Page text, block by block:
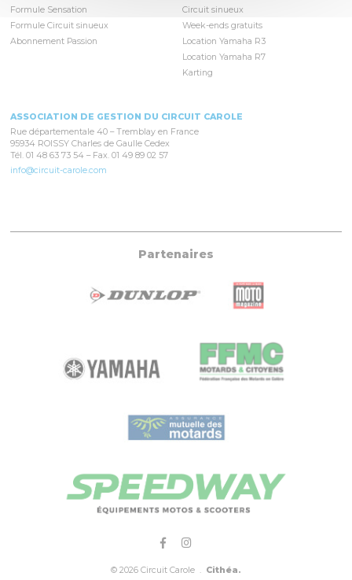
Formule Sensation
Formule Circuit sinueux
Abonnement Passion
Circuit sinueux
Week-ends gratuits
Location Yamaha R3
Location Yamaha R7
Karting
ASSOCIATION DE GESTION DU CIRCUIT CAROLE
Rue départementale 40 – Tremblay en France
95934 ROISSY Charles de Gaulle Cedex
Tél. 01 48 63 73 54 – Fax. 01 49 89 02 57
info@circuit-carole.com
Partenaires
© 2026 Circuit Carole . Cithéa.